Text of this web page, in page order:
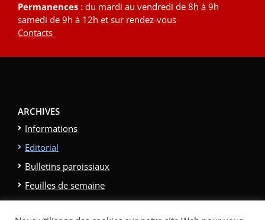
Permanences : du mardi au vendredi de 8h à 9h
samedi de 9h à 12h et sur rendez-vous
Contacts
ARCHIVES
Informations
Editorial
Bulletins paroissiaux
Feuilles de semaine
Galerie photo